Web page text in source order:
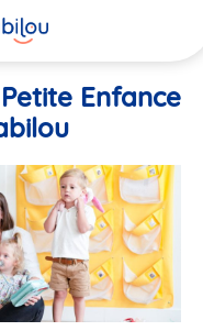
Enfance